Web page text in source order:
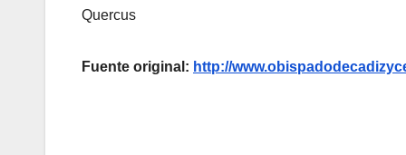
Quercus
Fuente original: http://